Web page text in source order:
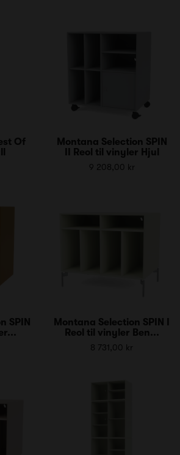
Of
Montana Selection SPIN
II Reol til vinyler Hjul
9 208,00 kr
SPIN
Montana Selection SPIN I
Reol til vinyler Ben...
8 731,00 kr